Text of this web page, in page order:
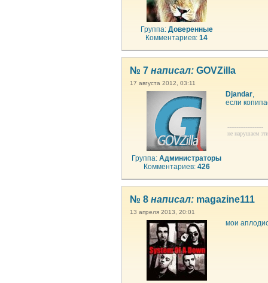
Группа: Доверенные
Комментариев: 14
№ 7 написал: GOVZilla
17 августа 2012, 03:11
Группа: Администраторы
Комментариев: 426
Djandar,
если
--------------------
не нарушаем
№ 8 написал: magazine111
13 апреля 2013, 20:01
мои